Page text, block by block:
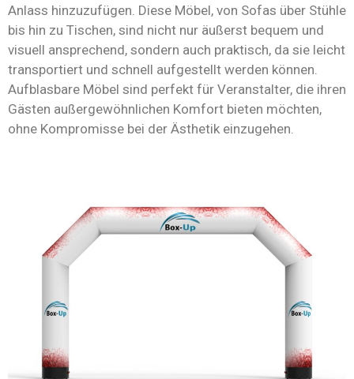
Anlass hinzuzufügen. Diese Möbel, von Sofas über Stühle
bis hin zu Tischen, sind nicht nur äußerst bequem und
visuell ansprechend, sondern auch praktisch, da sie leicht
transportiert und schnell aufgestellt werden können.
Aufblasbare Möbel sind perfekt für Veranstalter, die ihren
Gästen außergewöhnlichen Komfort bieten möchten,
ohne Kompromisse bei der Ästhetik einzugehen.